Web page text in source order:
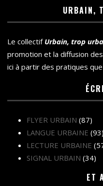
URBAIN,
Le collectif Urbain, trop
promotion et la diffusion
ici à partir des pratiques que
FLYER URBAIN (87)
LANGUE URBAINE (93)
LECTURE URBAINE
SIGNAL URBAIN (34)
ET